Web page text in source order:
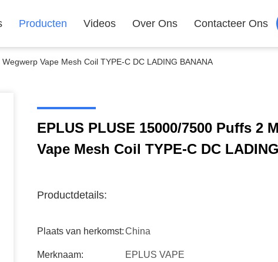
Producten Videos Over Ons Contacteer Ons
Vape Mesh Coil TYPE-C DC LADING BANANA
EPLUS PLUSE 15000/7500 Puffs 2
Vape Mesh Coil TYPE-C DC
Productdetails:
Plaats van herkomst:China
Merknaam: EPLUS VAPE